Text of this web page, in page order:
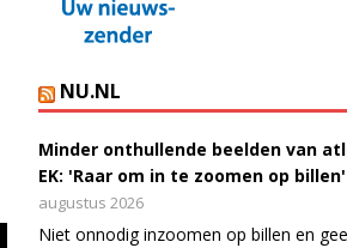
NU.NL
Minder onthullende beelden van
EK: 'Raar om in te zoomen op billen'
augustus 2026
Niet onnodig inzoomen op billen en